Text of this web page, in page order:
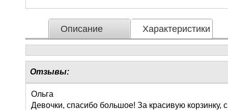
Описание Характеристики
Отзывы:
Ольга
Девочки, спасибо большое! За красивую корзинку,